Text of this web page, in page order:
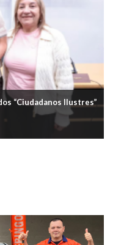
“Ciudadanos Ilustres”